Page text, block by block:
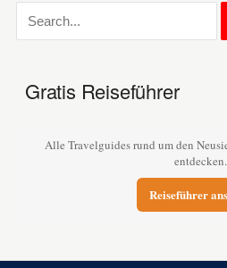
Gratis Reiseführer
Alle Travelguides rund um den
entdecken.
Reiseführer